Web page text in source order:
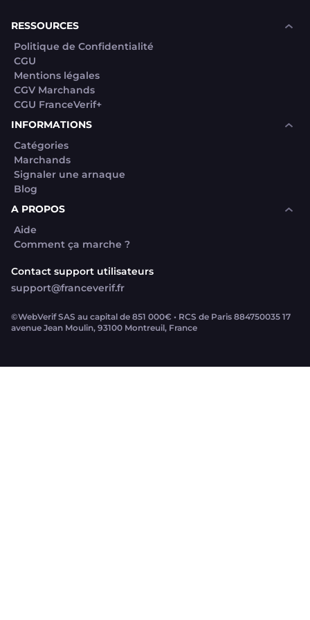
elles sont bloquées en attente. C'est un leurre.
RESSOURCES
Politique de Confidentialité
CGU
Mentions légales
CGV Marchands
CGU FranceVerif+
INFORMATIONS
Catégories
Marchands
Signaler une arnaque
Blog
A PROPOS
Aide
Comment ça marche ?
Contact support utilisateurs
support@franceverif.fr
©WebVerif SAS au capital de 851 000€ • RCS de Paris 884750035 17
avenue Jean Moulin, 93100 Montreuil, France